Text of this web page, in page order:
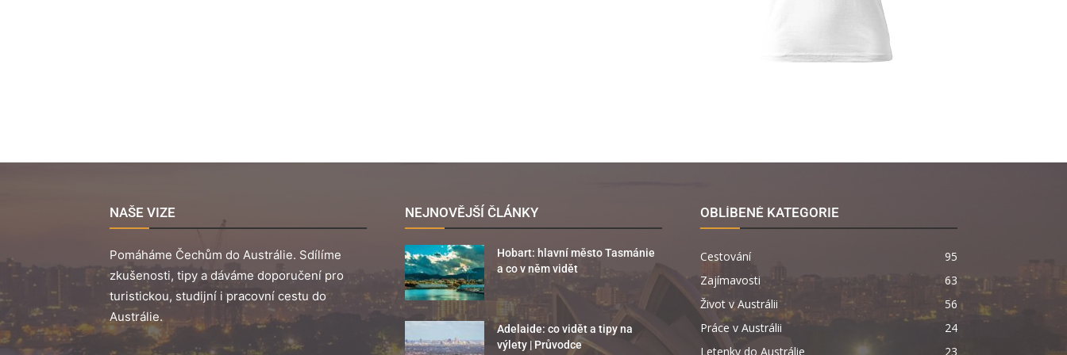
NAŠE VIZE
Pomáháme Čechům do Austrálie. Sdílíme
zkušenosti, tipy a dáváme doporučení pro
turistickou, studijní i pracovní cestu do
Austrálie.
NEJNOVĚJŠÍ ČLÁNKY
Hobart: hlavní město Tasmánie
a co v něm vidět
Adelaide: co vidět a tipy na
výlety | Průvodce
OBLÍBENÉ KATEGORIE
Cestování
95
Zajímavosti
63
Život v Austrálii
56
Práce v Austrálii
24
Letenky do Austrálie
23